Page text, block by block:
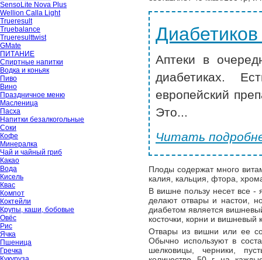
SensoLite Nova Plus
Wellion Calla Light
Trueresult
Truebalance
Trueresulttwist
GMate
ПИТАНИЕ
Спиртные напитки
Водка и коньяк
Пиво
Вино
Праздничное меню
Масленица
Пасха
Напитки безалкогольные
Соки
Кофе
Минералка
Чай и чайный гриб
Какао
Вода
Кисель
Квас
Компот
Коктейли
Крупы, каши, бобовые
Овёс
Рис
Ячка
Пшеница
Гречка
Аптеки в
диабетиках.
европейский
Это...
Читать
Плоды содержат много
калия, кальция, фтора,
В вишне пользу несет все -
делают отвары и настои,
диабетом является
косточки, корни и вишневый
Отвары из вишни или ее
Обычно используют в
шелковицы, черники,